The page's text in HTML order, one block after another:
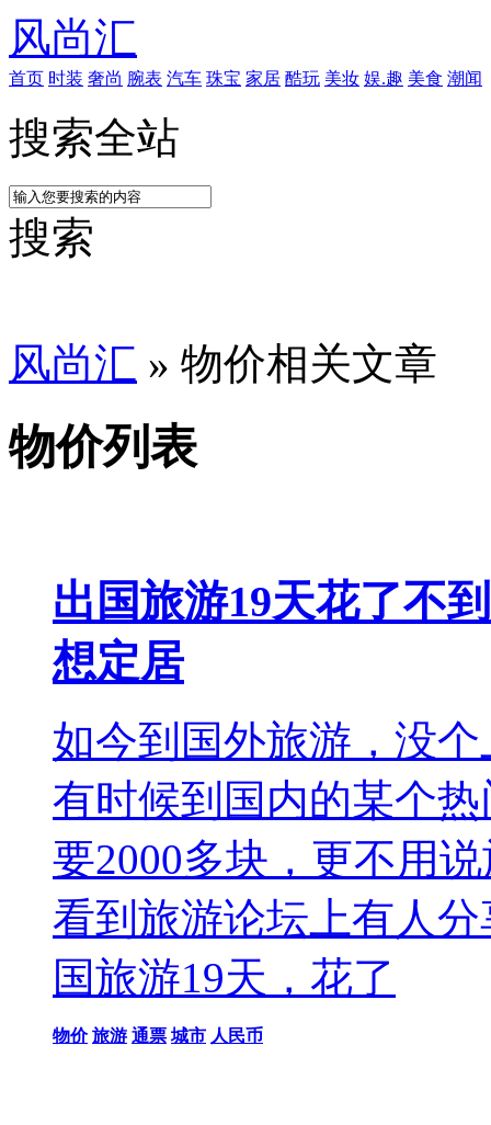
风尚汇
首页 时装 奢尚 腕表 汽车 珠宝 家居 酷玩 美妆 娱.趣 美食 潮闻
搜索全站
搜索
风尚汇 » 物价相关文章
物价列表
出国旅游19天花了不
想定居
如今到国外旅游，没
有时候到国内的某个
要2000多块，更不用
看到旅游论坛上有人
国旅游19天，花了
物价 旅游 通票 城市 人民币